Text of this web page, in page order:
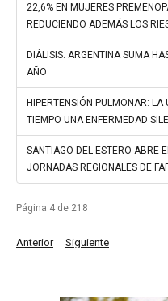
22,6% EN MUJERES
REDUCIENDO ADEMÁS LOS
DIÁLISIS: ARGENTINA SUMA
AÑO
HIPERTENSIÓN PULMONAR: LA
TIEMPO UNA ENFERMEDAD
SANTIAGO DEL ESTERO ABRE
JORNADAS REGIONALES DE
Página 4 de 218
Anterior Siguiente